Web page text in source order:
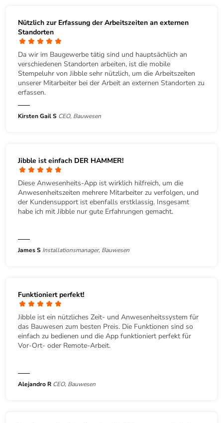
Nützlich zur Erfassung der Arbeitszeiten an externen
Standorten
Da wir im Baugewerbe tätig sind und hauptsächlich an
verschiedenen Standorten arbeiten, ist die mobile
Stempeluhr von Jibble sehr nützlich, um die Arbeitszeiten
unserer Mitarbeiter bei der Arbeit an externen Standorten zu
erfassen.
Kirsten Gail S CEO, Bauwesen
Jibble ist einfach DER HAMMER!
Diese Anwesenheits-App ist wirklich hilfreich, um die
Anwesenheitszeiten mehrere Mitarbeiter zu verfolgen, und
der Kundensupport ist ebenfalls erstklassig. Insgesamt
habe ich mit Jibble nur gute Erfahrungen gemacht.
James S Installationsmanager, Bauwesen
Funktioniert perfekt!
Jibble ist ein nützliches Zeit- und Anwesenheitssystem für
das Bauwesen zum besten Preis. Die Funktionen sind so
einfach zu bedienen und die App funktioniert perfekt für
Vor-Ort- oder Remote-Arbeit.
Alejandro R CEO, Bauwesen